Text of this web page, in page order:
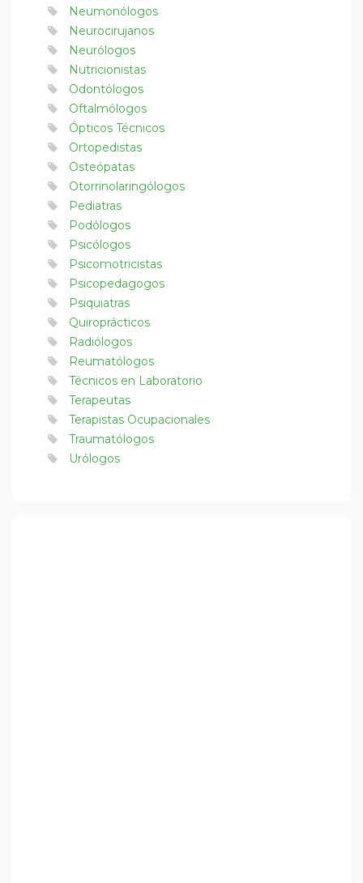
Neumonólogos
Neurocirujanos
Neurólogos
Nutricionistas
Odontólogos
Oftalmólogos
Ópticos Técnicos
Ortopedistas
Osteópatas
Otorrinolaringólogos
Pediatras
Podólogos
Psicólogos
Psicomotricistas
Psicopedagogos
Psiquiatras
Quiroprácticos
Radiólogos
Reumatólogos
Técnicos en Laboratorio
Terapeutas
Terapistas Ocupacionales
Traumatólogos
Urólogos